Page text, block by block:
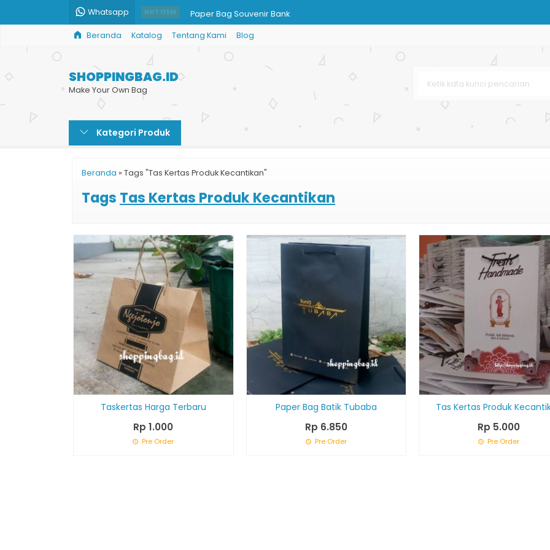
Whatsapp HOT ITEM Paper Bag Souvenir Bank
Paper Bag Custom Harga Murah
Tas Belanja dari Kertas
Jual Shopping Bag Bahan Kertas
Cetak Paper Bag Murah Printing
Beranda Katalog Tentang Kami Blog
SHOPPINGBAG.ID
Make Your Own Bag
Kategori Produk
Beranda » Tags "Tas Kertas Produk Kecantikan"
Tags Tas Kertas Produk Kecantikan
Taskertas Harga Terbaru
Rp 1.000
Pre Order
Paper Bag Batik Tubaba
Rp 6.850
Pre Order
Tas Kertas Produk
Rp 5.000
Pre Order